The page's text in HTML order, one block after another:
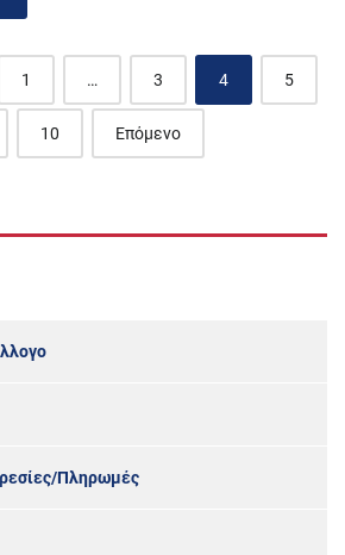
1 … 3 4 5
10 Επόμενο
Πληρωμές